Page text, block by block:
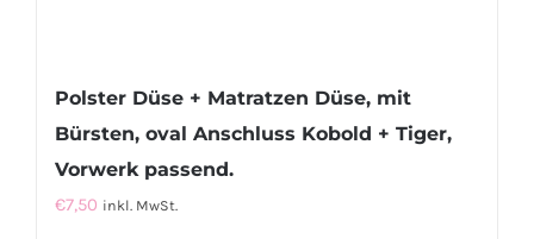
Polster Düse + Matratzen Düse, mit
Bürsten, oval Anschluss Kobold + Tiger,
Vorwerk passend.
€7,50 inkl. MwSt.